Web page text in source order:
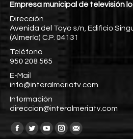
Empresa municipal de televisión
Dirección
Avenida del Toyo s/n, Edificio
(Almería) C.P. 04131
Teléfono
950 208 565
E-Mail
info@interalmeriatv.com
Información
direccion@interalmeriatv.com
Encuéntranos en:
Facebook
TwitterYouTube
Instagram
Mail